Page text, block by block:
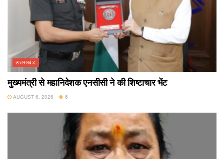
उत्तराखंड
मुख्यमंत्री से महानिदेशक एनसीसी ने की शिष्टाचार भेंट
AUGUST 6, 2026 6